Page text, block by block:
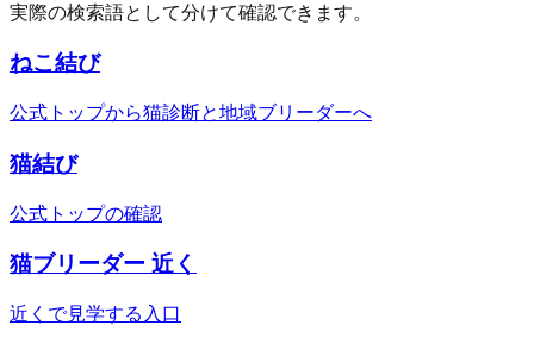
実際の検索語として分けて確認できます。
ねこ結び
公式トップから猫診断と地域ブリーダーへ
猫結び
公式トップの確認
猫ブリーダー 近く
近くで見学する入口